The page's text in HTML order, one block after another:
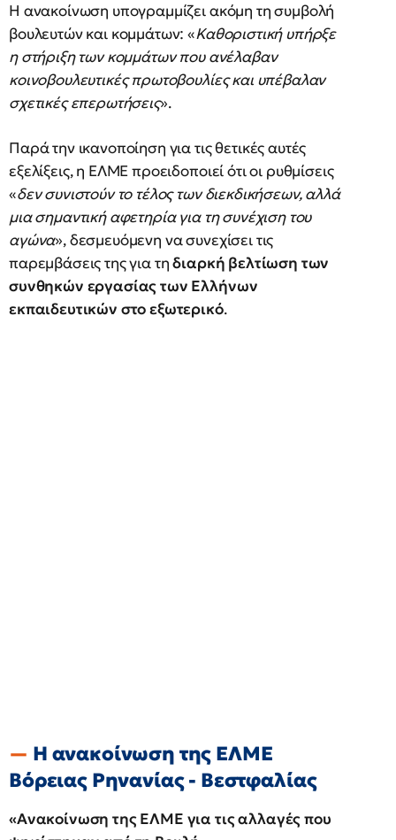
Η ανακοίνωση υπογραμμίζει ακόμη τη συμβολή
βουλευτών και κομμάτων: «Καθοριστική υπήρξε
η στήριξη των κομμάτων που ανέλαβαν
κοινοβουλευτικές πρωτοβουλίες και υπέβαλαν
σχετικές επερωτήσεις».
Παρά την ικανοποίηση για τις θετικές αυτές
εξελίξεις, η ΕΛΜΕ προειδοποιεί ότι οι ρυθμίσεις
«δεν συνιστούν το τέλος των διεκδικήσεων, αλλά
μια σημαντική αφετηρία για τη συνέχιση του
αγώνα», δεσμευόμενη να συνεχίσει τις
παρεμβάσεις της για τηδιαρκή βελτίωση των
συνθηκών εργασίας των Ελλήνων
εκπαιδευτικών στο εξωτερικό.
Η ανακοίνωση της ΕΛΜΕ
Βόρειας Ρηνανίας - Βεστφαλίας
«Ανακοίνωση της ΕΛΜΕ για τις αλλαγές που